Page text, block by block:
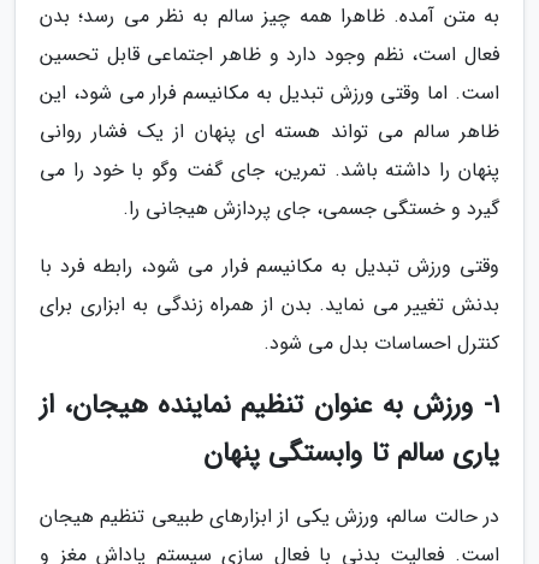
به متن آمده. ظاهرا همه چیز سالم به نظر می رسد؛ بدن
فعال است، نظم وجود دارد و ظاهر اجتماعی قابل تحسین
است. اما وقتی ورزش تبدیل به مکانیسم فرار می شود، این
ظاهر سالم می تواند هسته ای پنهان از یک فشار روانی
پنهان را داشته باشد. تمرین، جای گفت وگو با خود را می
گیرد و خستگی جسمی، جای پردازش هیجانی را.
وقتی ورزش تبدیل به مکانیسم فرار می شود، رابطه فرد با
بدنش تغییر می نماید. بدن از همراه زندگی به ابزاری برای
کنترل احساسات بدل می شود.
1- ورزش به عنوان تنظیم نماینده هیجان، از
یاری سالم تا وابستگی پنهان
در حالت سالم، ورزش یکی از ابزارهای طبیعی تنظیم هیجان
است. فعالیت بدنی با فعال سازی سیستم پاداش مغز و